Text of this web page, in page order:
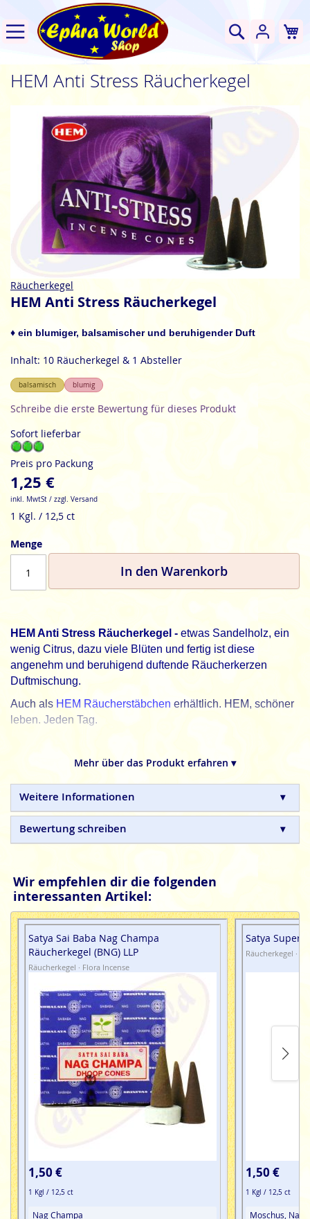
Suche
HEM Anti Stress Räucherkegel
Bildgalerie
springen
Zum
Anfang
Bildgalerie
springen
Räucherkegel
HEM Anti Stress Räucherkegel
♦ ein blumiger, balsamischer und beruhigender Duft
Inhalt: 10 Räucherkegel & 1 Absteller
balsamisch blumig
Schreibe die erste Bewertung für dieses Produkt
Sofort lieferbar
Preis pro Packung
1,25 €
inkl. MwtSt / zzgl. Versand
1 Kgl. / 12,5 ct
Menge
In den Warenkorb
HEM Anti Stress Räucherkegel - etwas Sandelholz, ein
wenig Citrus, dazu viele Blüten und fertig ist diese
angenehm und beruhigend duftende Räucherkerzen
Duftmischung.
Auch als HEM Räucherstäbchen erhältlich. HEM, schöner
leben. Jeden Tag.
hergestellte Naturprodukte, ohne tierische, toxische oder
Mehr über das Produkt erfahren ▾
Weitere Informationen
Bewertung schreiben
Wir empfehlen dir die folgenden
interessanten Artikel:
Satya Sai Baba Nag Champa
Räucherkegel (BNG) LLP
Räucherkegel · Flora Incense
1,50 €
1 Kgl / 12,5 ct
Nag Champa
Satya Super
Räucherkegel ·
1,50 €
1 Kgl / 12,5 ct
Moschus, Nag